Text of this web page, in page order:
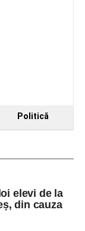
Politică
elevi de la
din cauza